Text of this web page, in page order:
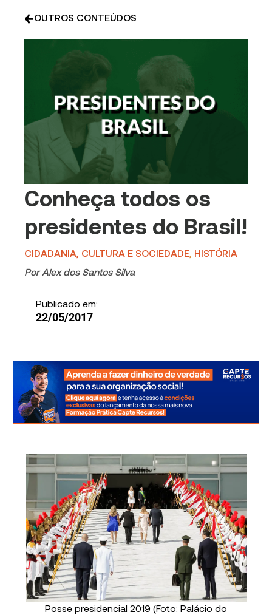
OUTROS CONTEÚDOS
Conheça todos os
presidentes do Brasil!
CIDADANIA, CULTURA E SOCIEDADE HISTÓRIA
Por Alex dos Santos Silva
Publicado em:
22/05/2017
Posse presidencial 2019 (Foto: Palácio do